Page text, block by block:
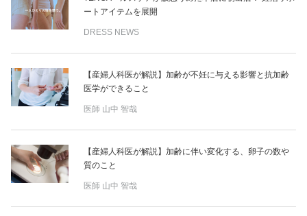
ートアイテムを展開
DRESS NEWS
【産婦人科医が解説】加齢が不妊に与える影響と抗加齢
医学ができること
医師 山中 智哉
【産婦人科医が解説】加齢に伴い変化する、卵子の数や
質のこと
医師 山中 智哉